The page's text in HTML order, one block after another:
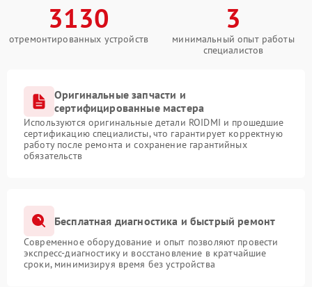
3130
отремонтированных устройств
3
минимальный опыт работы
специалистов
Оригинальные запчасти и
сертифицированные мастера
Используются оригинальные детали ROIDMI и прошедшие
сертификацию специалисты, что гарантирует корректную
работу после ремонта и сохранение гарантийных
обязательств
Бесплатная диагностика и быстрый ремонт
Современное оборудование и опыт позволяют провести
экспресс-диагностику и восстановление в кратчайшие
сроки, минимизируя время без устройства